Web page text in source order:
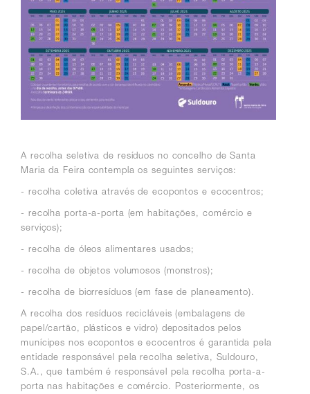
A recolha seletiva de resíduos no concelho de Santa
Maria da Feira contempla os seguintes serviços:
- recolha coletiva através de ecopontos e ecocentros;
- recolha porta-a-porta (em habitações, comércio e
serviços);
- recolha de óleos alimentares usados;
- recolha de objetos volumosos (monstros);
- recolha de biorresíduos (em fase de planeamento).
A recolha dos resíduos recicláveis (embalagens de
papel/cartão, plásticos e vidro) depositados pelos
munícipes nos ecopontos e ecocentros é garantida pela
entidade responsável pela recolha seletiva, Suldouro,
S.A., que também é responsável pela recolha porta-a-
porta nas habitações e comércio. Posteriormente, os